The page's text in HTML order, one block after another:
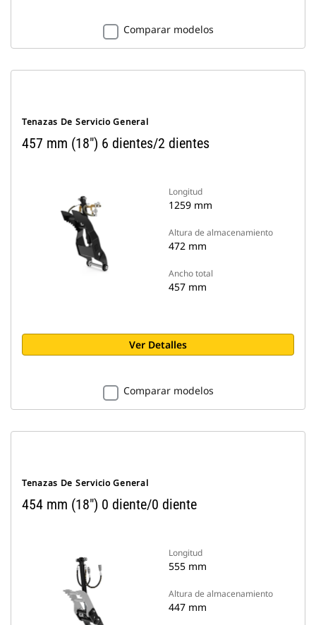
Comparar modelos
Tenazas De Servicio General
457 mm (18") 6 dientes/2 dientes
Longitud
1259 mm
Altura de almacenamiento
472 mm
Ancho total
457 mm
Ver Detalles
Comparar modelos
Tenazas De Servicio General
454 mm (18") 0 diente/0 diente
Longitud
555 mm
Altura de almacenamiento
447 mm